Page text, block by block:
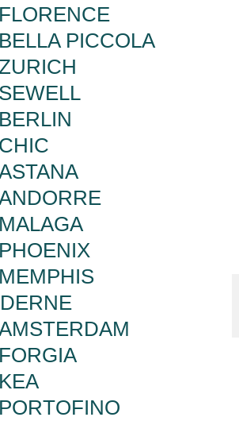
FLORENCE
BELLA PICCOLA
ZURICH
SEWELL
BERLIN
CHIC
ASTANA
ANDORRE
MALAGA
PHOENIX
MEMPHIS
AMSTERDAM
FORGIA
KEA
PORTOFINO